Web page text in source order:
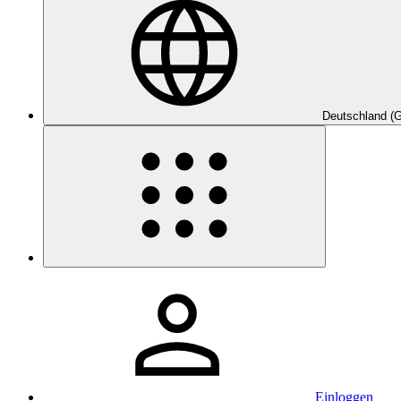
Deutschland
Einloggen